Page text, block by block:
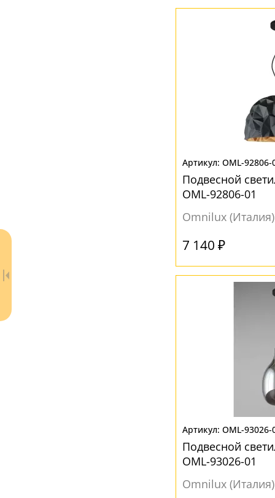
- бесплатно по России
- бесплатная доставка
OML-92806-
Подвесной
OML-92806-01
Omnilux (Италия)
7 140 ₽
OML-93026-
Подвесной
OML-93026-01
Omnilux (Италия)